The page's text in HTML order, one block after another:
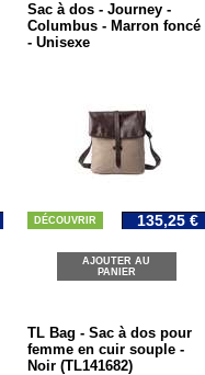
Sac à dos - Journey -
Columbus - Marron foncé
- Unisexe
DÉCOUVRIR 135,25 €
AJOUTER AU
PANIER
TL Bag - Sac à dos pour
femme en cuir souple -
Noir (TL141682)